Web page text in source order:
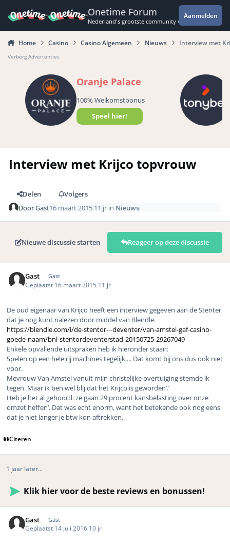
Onetime Forum
Nederland's grootste community voor de
Aanmelden
Home Casino Casino Algemeen Nieuws Interview met
Verberg Advertenties
Oranje Palace
100% Welkomstbonus
Speel hier!
Interview met Krijco topvrouw
Delen
Volgers
DoorGast16 maart 2015 11 jr in Nieuws
Nieuwe discussie starten Reageer op deze discussie
Gast Gast
Geplaatst 16 maart 2015 11 jr
De oud eigenaar van Krijco heeft een interview gegeven aan de Stenter
dat je nog kunt nalezen door middel van Blendle.
https://blendle.com/i/de-stentor---deventer/van-amstel-gaf-casino-
goede-naam/bnl-stentordeventerstad-20150725-29267049
Enkele opvallende uitspraken heb ik hieronder staan:
Spelen op een hele rij machines tegelijk.... Dat komt bij ons dus ook niet
voor.
Mevrouw Van Amstel vanuit mijn christelijke overtuiging stemde ik
tegen. Maar ik ben wel blij dat het Krijco is geworden’.’
Heb je het al gehoord: ze gaan 29 procent kansbelasting over onze
omzet heffen’. Dat was echt enorm, want het betekende ook nog eens
dat je niet langer je btw kon aftrekken.
Citeren
1 jaar later...
Klik hier voor de beste reviews en bonussen!
Gast Gast
Geplaatst 14 juli 2016 10 jr